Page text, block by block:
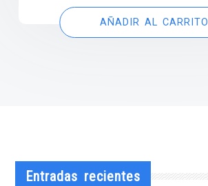
AÑADIR AL CARRITO
Entradas recientes